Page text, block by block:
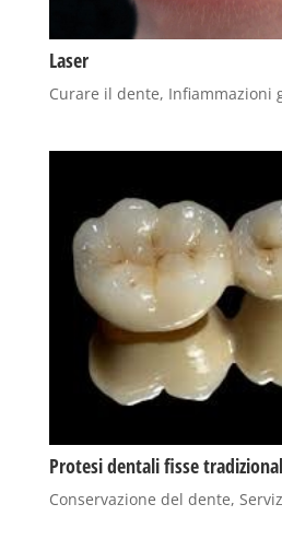
Laser
Curare il dente, Infiammazioni
Protesi dentali fisse
Conservazione del dente,